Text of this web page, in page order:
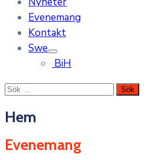
Evenemang
Kontakt
Swe
BiH
Hem
Evenemang